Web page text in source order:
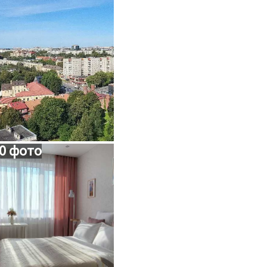
фото